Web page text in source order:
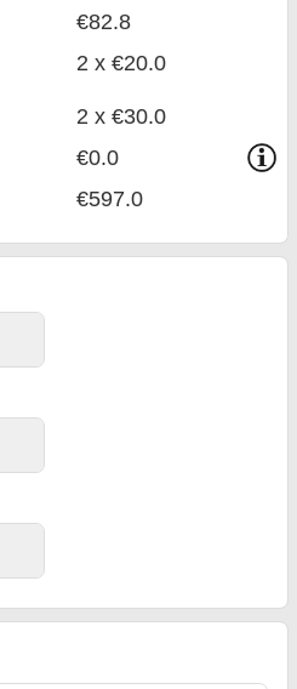
€82.8
2 x €20.0
2 x €30.0
€0.0
€597.0